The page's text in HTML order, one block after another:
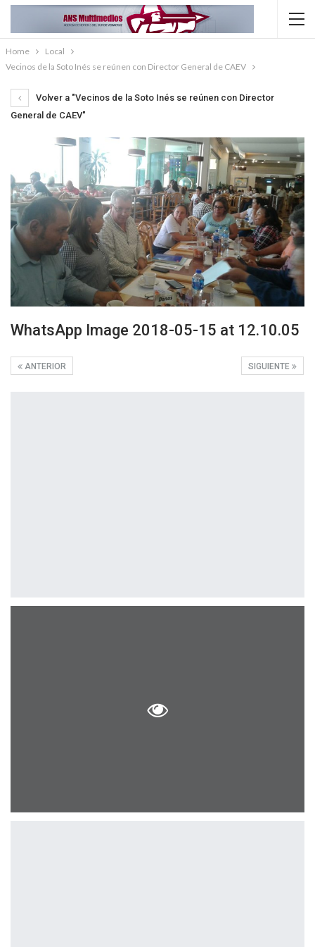
Home
Local
Vecinos de la Soto Inés se reúnen con Director General de CAEV
Volver a "Vecinos de la Soto Inés se reúnen con Director
General de CAEV"
WhatsApp Image 2018-05-15 at 12.10.05
SIGUIENTE
ANTERIOR